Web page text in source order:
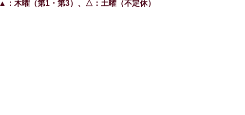
▲：木曜（第1・第3）、
△：土曜（不定休）